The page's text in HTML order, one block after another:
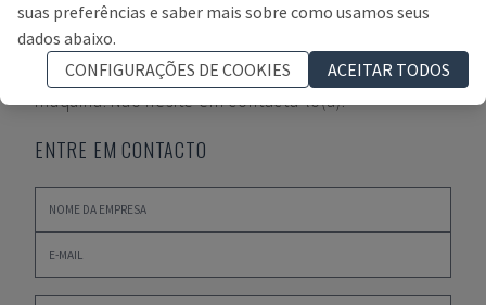
José María Garcíaé um(a) dos(as) nossos(as)
especialistas no comércio de máquinas usadas e
será o contacto direto para mais questões sobre a
máquina. Não hesite em contactá-lo(a).
ENTRE EM CONTACTO
suas preferências e saber mais sobre como usamos seus
dados abaixo.
CONFIGURAÇÕES DE COOKIES
ACEITAR TODOS